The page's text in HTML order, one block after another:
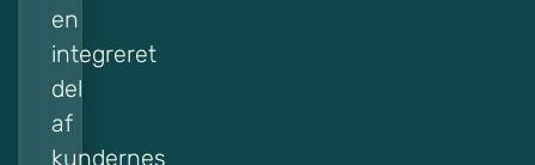
en
integreret
del
af
kundernes